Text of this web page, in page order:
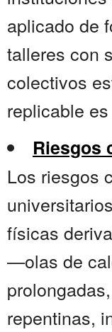
aplicado de
talleres con
colectivos
replicable
Riesgos
Los riesgos
físicas
—olas de
repentinas,